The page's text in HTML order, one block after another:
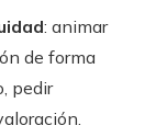
: animar
de forma
pedir